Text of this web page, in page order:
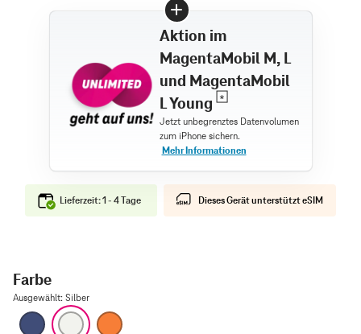
Aktion im
MagentaMobil M, L
und MagentaMobil
L Young
Lieferzeit: 1 - 4 Tage Dieses Gerät unterstützt eSIM
Farbe
Ausgewählt: Silber
Tiefblau Silber